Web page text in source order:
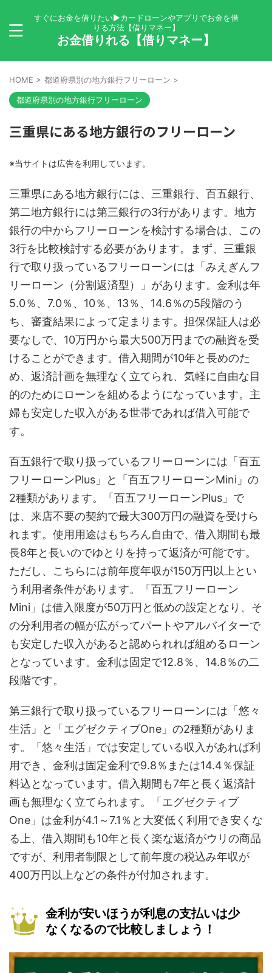
すぐにお金を借りたい▶カードローンやアプリでお金を借
りる方法【借りマネー】
お金借りれる【借りマネー】
HOME > 都道府県別の地方銀行フリーローン >
都道府県別の地方銀行フリーローン
三重県にある地方銀行のフリーローン
※当サイトは広告を利用しています。
三重県にある地方銀行には、三重銀行、百五銀行、
第二地方銀行には第三銀行の3行があります。地方
銀行の中からフリーローンを検討する場合は、この
3行を比較検討する必要があります。まず、三重銀
行で取り扱っているフリーローンには「みえぎんフ
リーローン（分割返済型）」があります。金利は年
5.0％、7.0％、10％、13％、14.6％の5段階のう
ち、審査結果によって定まります。担保保証人は必
要なしで、10万円から最大500万円までの融資を受
けることができます。借入期間が10年と長めのた
め、返済計画を無理なく立てられ、気軽に自由な目
的のためにローンを組めるようになっています。主
婦も安定した収入がある世帯であれば借入可能で
す。
百五銀行で取り扱っているフリーローンには「百五
フリーローンPlus」と「百五フリーローンMini」の
2種類があります。「百五フリーローンPlus」で
は、来店不要の契約で最大300万円の融資を受けら
れます。使用用途はもちろん自由で、借入期間も最
長8年と長いのでゆとりを持って返済が可能です。
ただし、こちらには前年度年収が150万円以上とい
う利用者条件があります。「百五フリーローン
Mini」は借入限度が50万円と低めの設定となり、そ
の分利用者の幅が広がってパートやアルバイターで
も安定した収入があると認められれば組めるローン
となっています。金利は固定で12.8％、14.8％の二
段階です。
第三銀行で取り扱っているフリーローンには「悠々
生活」と「エグゼクティブOne」の2種類がありま
す。「悠々生活」では安定している収入があれば利
用でき、金利は固定金利で9.8％または14.4％保証
料込となっています。借入期間も7年と長く返済計
画も無理なく立てられます。「エグゼクティブ
One」は金利が4.1～7.1％と大変低く利用でき安くな
る上、借入期間も10年と長く楽な返済がウリの商品
ですが、利用者制限として前年度の税込み年収が
400万円以上などの条件が付加されます。
金利が安いほうが利息の支払いは少
なくなるので比較しましょう！